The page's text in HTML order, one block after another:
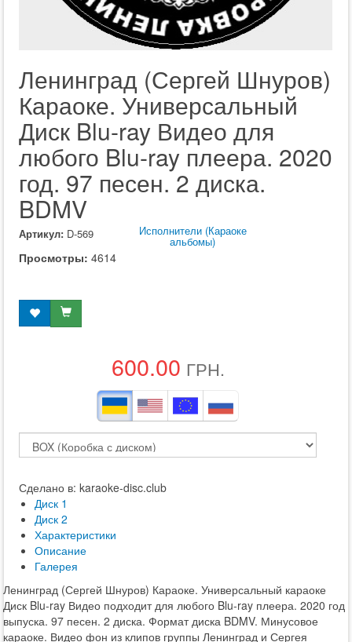
Ленинград (Сергей Шнуров)
Караоке. Универсальный
Диск Blu-ray Видео для
любого Blu-ray плеера. 2020
год. 97 песен. 2 диска.
BDMV
Артикул: D-569 Исполнители (Караоке
альбомы)
Просмотры: 4614
600.00 ГРН.
Сделано в: karaoke-disc.club
Диск 1
Диск 2
Характеристики
Описание
Галерея
Ленинград (Сергей Шнуров) Караоке. Универсальный караоке
Диск Blu-ray Видео подходит для любого Blu-ray плеера. 2020 год
выпуска. 97 песен. 2 диска. Формат диска BDMV. Минусовое
караоке. Видео фон из клипов группы Ленинград и Сергея